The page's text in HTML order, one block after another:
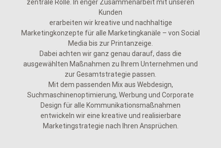
zentrale Rolle. In enger Zusammenarbeit mit unseren
Kunden
erarbeiten wir kreative und nachhaltige
Marketingkonzepte für alle Marketingkanäle – von Social
Media bis zur Printanzeige.
Dabei achten wir ganz genau darauf, dass die
ausgewählten Maßnahmen zu Ihrem Unternehmen und
zur Gesamtstrategie passen.
Mit dem passenden Mix aus Webdesign,
Suchmaschinenoptimierung, Werbung und Corporate
Design für alle Kommunikationsmaßnahmen
entwickeln wir eine kreative und realisierbare
Marketingstrategie nach Ihren Ansprüchen.